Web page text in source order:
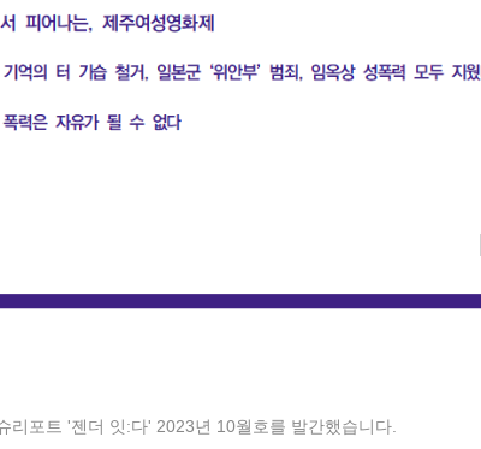
리포트 '젠더 잇:다' 2023년 10월호를 발간했습니다.